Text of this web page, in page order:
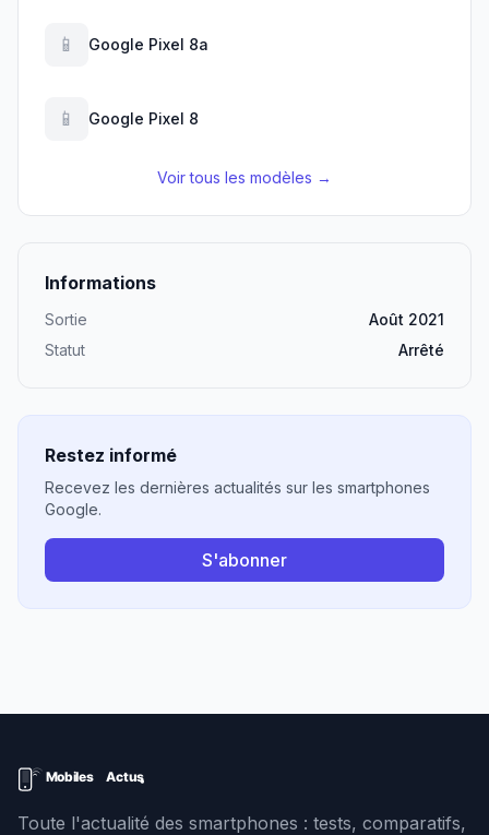
📱 Google Pixel 8a
📱 Google Pixel 8
Voir tous les modèles →
Informations
Sortie
Août 2021
Statut
Arrêté
Restez informé
Recevez les dernières actualités sur les smartphones
Google.
S'abonner
Toute l'actualité des smartphones : tests, comparatifs,